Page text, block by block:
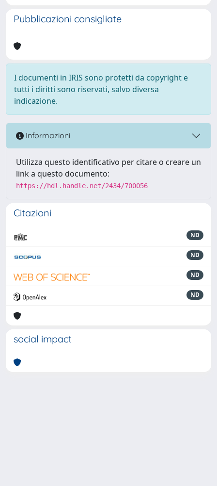
Pubblicazioni consigliate
I documenti in IRIS sono protetti da copyright e
tutti i diritti sono riservati, salvo diversa
indicazione.
Informazioni
Utilizza questo identificativo per citare o creare un
link a questo documento:
https://hdl.handle.net/2434/700056
Citazioni
ND
ND
ND
ND
social impact